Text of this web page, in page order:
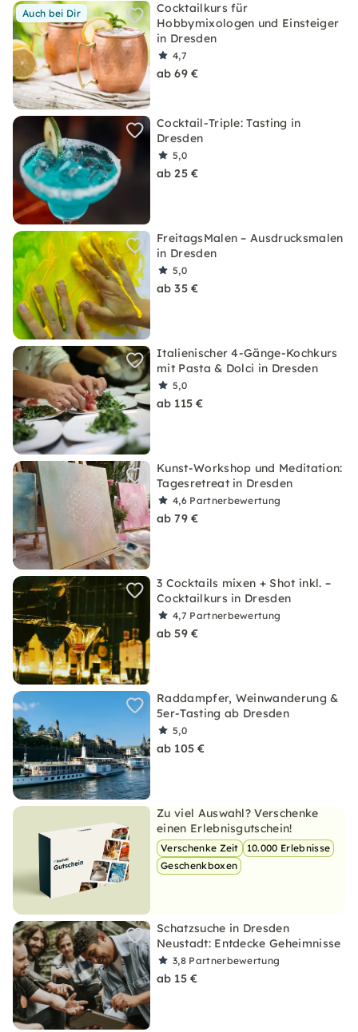
Auch bei Dir
Cocktailkurs für
Hobbymixologen und Einsteiger
in Dresden
4,7
ab 69 €
Cocktail-Triple: Tasting in
Dresden
5,0
ab 25 €
FreitagsMalen – Ausdrucksmalen
in Dresden
5,0
ab 35 €
Italienischer 4-Gänge-Kochkurs
mit Pasta & Dolci in Dresden
5,0
ab 115 €
Kunst-Workshop und Meditation:
Tagesretreat in Dresden
4,6 Partnerbewertung
ab 79 €
3 Cocktails mixen + Shot inkl. –
Cocktailkurs in Dresden
4,7 Partnerbewertung
ab 59 €
Raddampfer, Weinwanderung &
5er-Tasting ab Dresden
5,0
ab 105 €
Zu viel Auswahl? Verschenke
einen Erlebnisgutschein!
Verschenke Zeit
10.000 Erlebnisse
Geschenkboxen
Schatzsuche in Dresden
Neustadt: Entdecke Geheimnisse
3,8 Partnerbewertung
ab 15 €